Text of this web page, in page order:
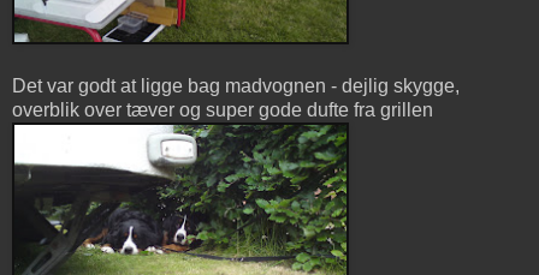
Det var godt at ligge bag madvognen - dejlig skygge,
overblik over tæver og super gode dufte fra grillen